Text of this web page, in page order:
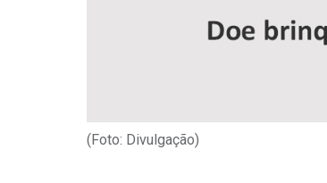
(Foto: Divulgação)